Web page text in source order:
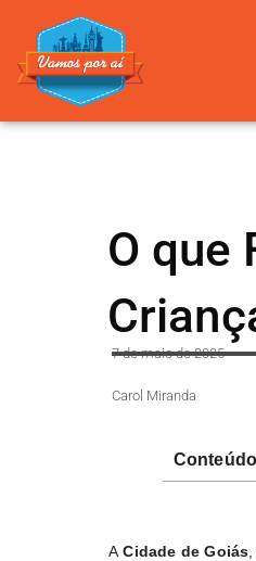
O que
7 de maio de 2025
Carol Miranda
Conteúdo
ACidade de Goiás